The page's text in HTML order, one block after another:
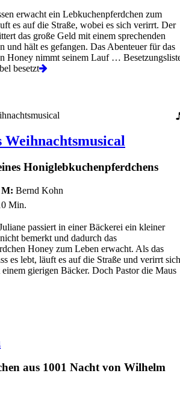
erwacht ein Lebkuchenpferdchen zum
es auf die Straße, wobei es sich verirrt. Der
das große Geld mit einem sprechenden
und hält es gefangen. Das Abenteuer für das
Honey nimmt seinem Lauf …
besetzt
Weihnachtsmusical
Honiglebkuchenpferdchens
M: Bernd Kohn
Min.
passiert in einer Bäckerei ein kleiner
bemerkt und dadurch das
Honey zum Leben erwacht. Als das
es lebt, läuft es auf die Straße und verirrt sich
gierigen Bäcker. Doch Pastor die Maus
aus 1001 Nacht von Wilhelm